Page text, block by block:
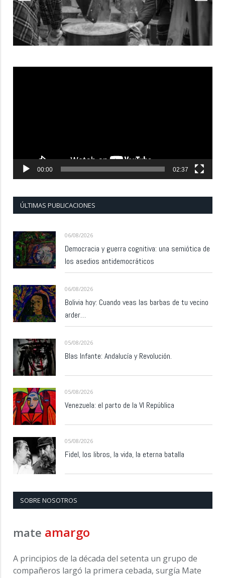
00:00 02:37
ÚLTIMAS PUBLICACIONES
06/08/2026
Democracia y guerra cognitiva: una semiótica de
los asedios antidemocráticos
06/08/2026
Bolivia hoy: Cuando veas las barbas de tu vecino
arder…
05/08/2026
Blas Infante: Andalucía y Revolución.
05/08/2026
Venezuela: el parto de la VI República
05/08/2026
Fidel, los libros, la vida, la eterna batalla
SOBRE NOSOTROS
mate amargo
A principios de la década del setenta un grupo de
compañeros largó la primera cebada, surgía Mate